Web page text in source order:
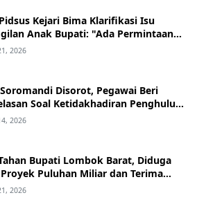
Kejari Bima Klarifikasi Isu
Anak Bupati: "Ada Permintaan
Kasus Mobil Bor, Tapi Bukan
2026
Disorot, Pegawai Beri
Soal Ketidakhadiran Penghulu
Nikah Mualaf
2026
Bupati Lombok Barat, Diduga
Puluhan Miliar dan Terima
hingga Uang Tunai
2026